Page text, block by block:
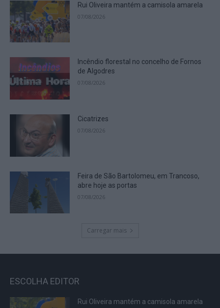
Rui Oliveira mantém a camisola amarela
07/08/2026
Incêndio florestal no concelho de Fornos
de Algodres
07/08/2026
Cicatrizes
07/08/2026
Feira de São Bartolomeu, em Trancoso,
abre hoje as portas
07/08/2026
Carregar mais
ESCOLHA EDITOR
Rui Oliveira mantém a camisola amarela